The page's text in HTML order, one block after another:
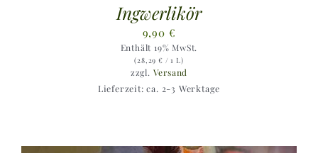
Ingwerlikör
9,90 €
Enthält 19% MwSt.
(28,29€ / 1 L)
zzgl. Versand
Lieferzeit: ca. 2-3 Werktage